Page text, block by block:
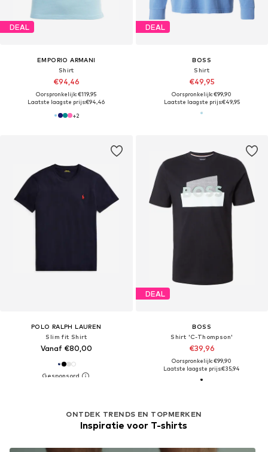
DEAL
EMPORIO ARMANI
Shirt
€94,46
Oorspronkelijk: €119,95
Laatste laagste prijs:€94,46
+2
DEAL
BOSS
Shirt
€49,95
Oorspronkelijk: €99,90
Laatste laagste prijs:€49,95
POLO RALPH LAUREN
Slim fit Shirt
Vanaf €80,00
DEAL
BOSS
Shirt 'C-Thompson'
€39,96
Oorspronkelijk: €99,90
Laatste laagste prijs:€35,94
ONTDEK TRENDS EN TOPMERKEN
Inspiratie voor T-shirts